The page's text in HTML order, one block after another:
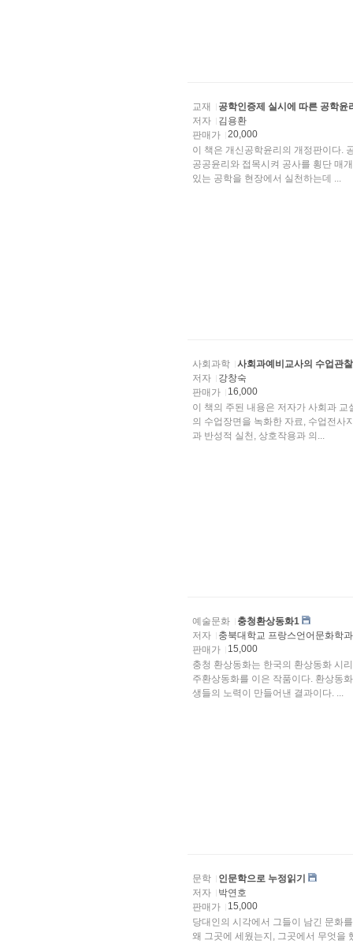
교재
공학인증제 실시에 따른 공학윤
저자
김용환
판매가
20,000
이 책은 개신공학윤리의 개정판이다.
공공윤리와 접목시켜 공사를 횡단 매
있는 공학을 현장에서 실천하는데 ...
사회과학
사회과예비교사의 수업관
저자
강창숙
판매가
16,000
이 책의 주된 내용은 저자가 사회과
의 수업장면을 녹화한 자료, 수업전사
과 반성적 실천, 상호작용과 의...
예술문화
충청환상동화1
저자
충북대학교 프랑스언어문화학
판매가
15,000
충청 환상동화는 한국의 환상동화 시
주환상동화를 이은 작품이다. 환상동
생들의 노력이 만들어낸 결과이다. ...
문학
인문학으로 누정읽기
저자
박연호
판매가
15,000
당대인의 시각에서 그들이 남긴 문화
왜 그곳에 세웠는지, 그곳에서 무엇을